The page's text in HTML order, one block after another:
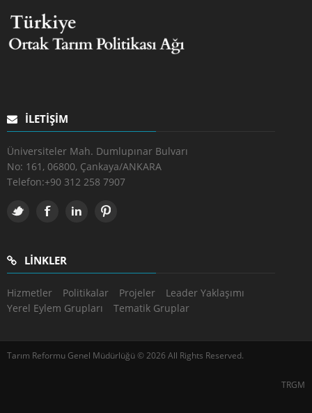
İLETIŞIM
Üniversiteler Mah. Dumlupınar Bulvarı
No: 161, 06800, Çankaya/ANKARA
Telefon:+90 312 258 7907
LINKLER
Hizmetler Politikalar Projeler
Leader Yaklaşımı
Yerel Eylem Grupları
Tematik Gruplar
Tarım Reformu Genel Müdürlüğü © 2026 All Rights Reserved.
TRGM